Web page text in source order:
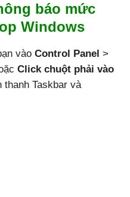
báo mức
Windows
vào Control Panel >
Click chuột phải vào
Taskbar và